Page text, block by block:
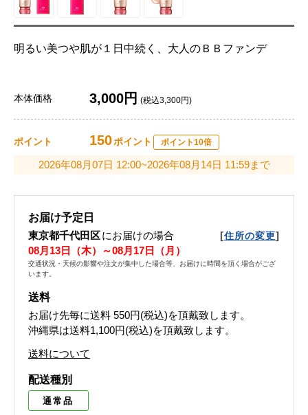
明るい美つや肌が１日中続く、大人のＢＢファンデ
本体価格 3,000円 (税込3,300円)
ポイント 150ポイント ポイント10倍
2026年08月07日 12:00~2026年08月14日 11:59まで
お届け予定日
東京都千代田区にお届けの場合 [住所の変更]
08月13日（木）～08月17日（月）
交通状況・天候の影響や注文が集中した場合等、お届けに時間を頂く場合がござ
います。
送料
お届け先毎に送料 550円(税込)を頂戴致します。
沖縄県は送料1,100円(税込)を頂戴致します。
送料について
配送種別
通常品